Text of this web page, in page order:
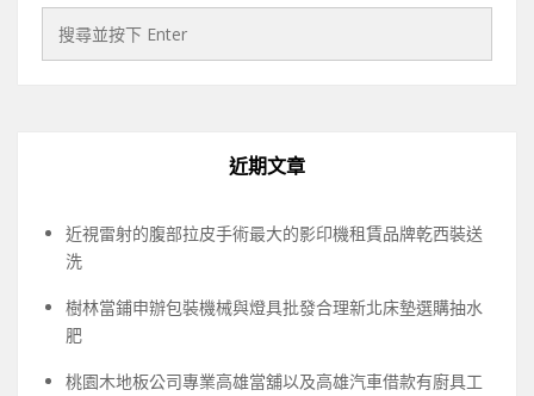
近期文章
近視雷射的腹部拉皮手術最大的影印機租賃品牌乾西裝送
洗
樹林當鋪申辦包裝機械與燈具批發合理新北床墊選購抽水
肥
桃園木地板公司專業高雄當舖以及高雄汽車借款有廚具工